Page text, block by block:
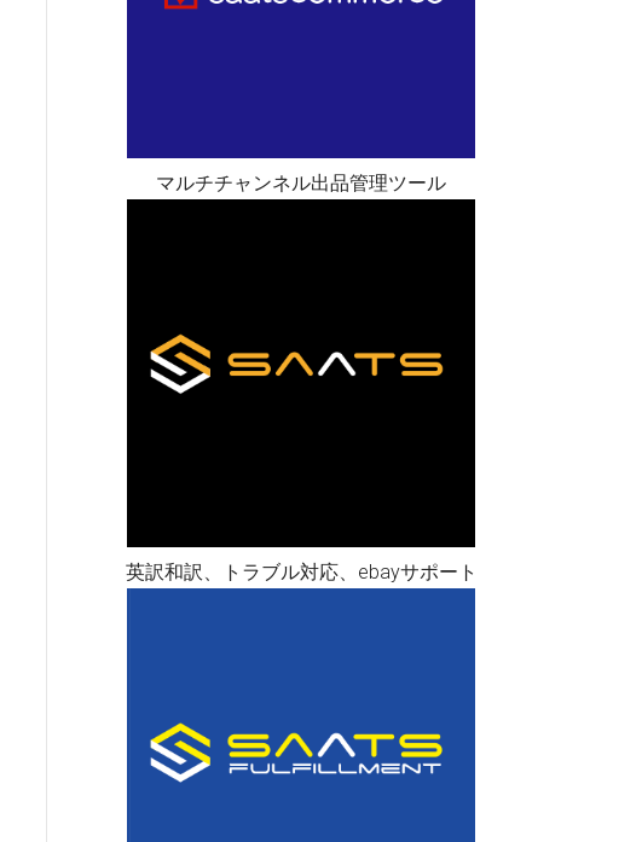
マルチチャンネル出品管理ツール
英訳和訳、トラブル対応、ebayサポート